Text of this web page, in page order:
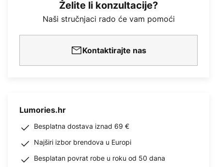
Želite li konzultacije?
Naši stručnjaci rado će vam pomoći
Kontaktirajte nas
Lumories.hr
Besplatna dostava iznad 69 €
Najširi izbor brendova u Europi
Besplatan povrat robe u roku od 50 dana